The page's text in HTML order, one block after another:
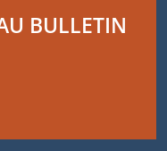
BULLETIN